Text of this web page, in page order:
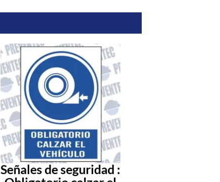
Señales de seguridad :